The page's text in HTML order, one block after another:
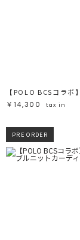
￥14,300
tax in
PRE ORDER